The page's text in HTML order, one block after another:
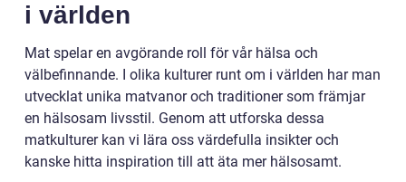
i världen
Mat spelar en avgörande roll för vår hälsa och
välbefinnande. I olika kulturer runt om i världen har man
utvecklat unika matvanor och traditioner som främjar
en hälsosam livsstil. Genom att utforska dessa
matkulturer kan vi lära oss värdefulla insikter och
kanske hitta inspiration till att äta mer hälsosamt.